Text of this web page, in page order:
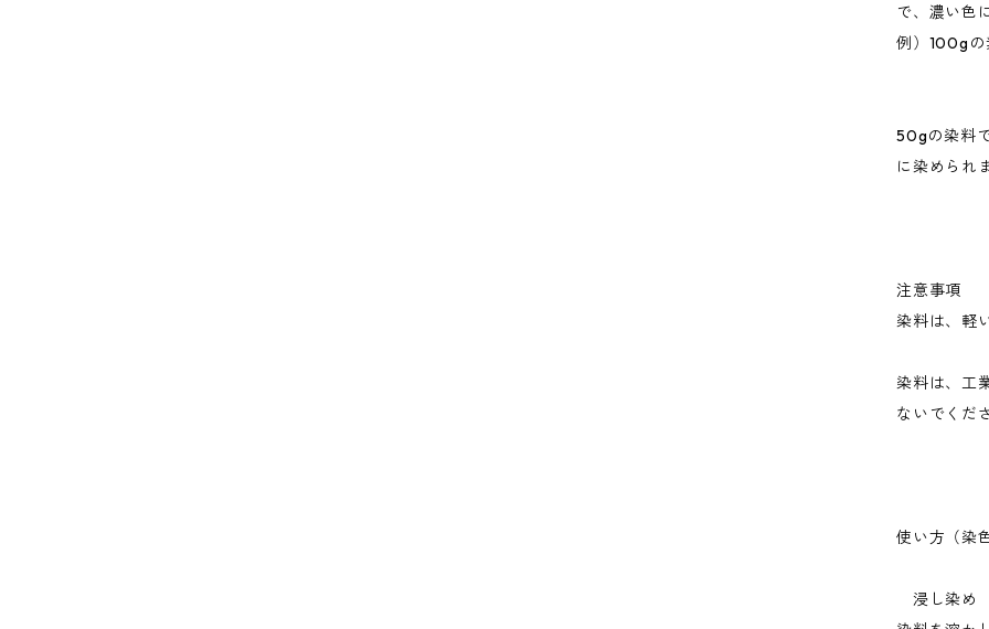
で、濃い色
例）100gの
50gの染料
に染められ
注意事項
染料は、軽
染料は、工
ないでくだ
使い方（染
浸し染め